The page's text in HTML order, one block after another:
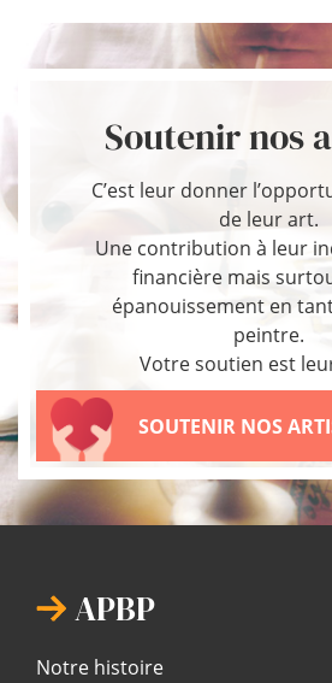
Soutenir nos
C’est leur donner
de leur art.
Une contribution à leur
financière mais
épanouissement en
peintre.
Votre soutien est
SOUTENIR NOS
APBP
Notre histoire